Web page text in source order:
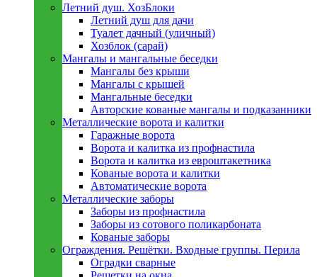
Летний душ. ХозБлоки
Летний душ для дачи
Туалет дачный (уличный)
Хозблок (сарай)
Мангалы и мангальные беседки
Мангалы без крыши
Мангалы с крышей
Мангальные беседки
Авторские кованые мангалы и подказанники
Металлическиe ворота и калитки
Гаражные ворота
Ворота и калитка из профнастила
Ворота и калитка из евроштакетника
Кованые ворота и калитки
Автоматические ворота
Металлическиe заборы
Заборы из профнастила
Заборы из сотового поликарбоната
Кованые заборы
Ограждения. Решётки. Входные группы. Перила
Оградки сварные